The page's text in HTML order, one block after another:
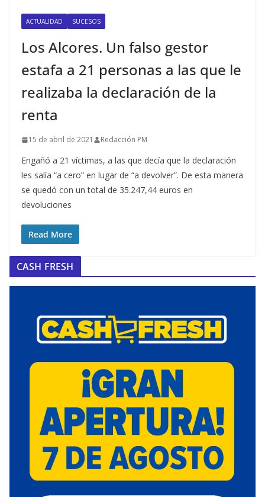
ACTUALIDAD SUCESOS
Los Alcores. Un falso gestor
estafa a 21 personas a las que le
realizaba la declaración de la
renta
15 de abril de 2021 Redacción PM
Engañó a 21 víctimas, a las que decía que la declaración
les salía “a cero” en lugar de “a devolver”. De esta manera
se quedó con un total de 35.247,44 euros en
devoluciones
Read More
CASH FRESH